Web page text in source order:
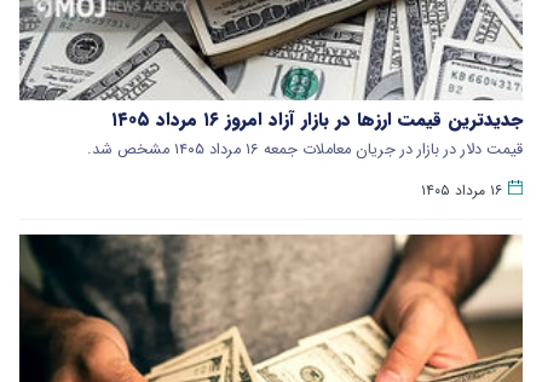
جدیدترین قیمت ارزها در بازار آزاد امروز ۱۶ مرداد ۱۴۰۵
قیمت دلار در بازار در جریان معاملات جمعه ۱۶ مرداد ۱۴۰۵ مشخص شد.
۱۶ مرداد ۱۴۰۵